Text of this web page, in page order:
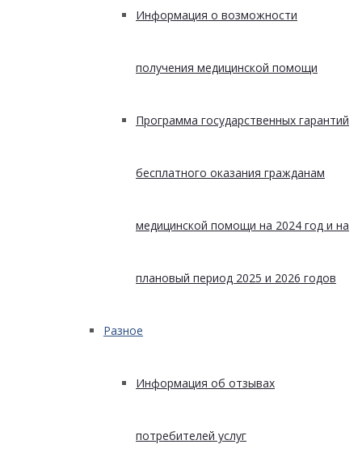
Информация о возможности
получения медицинской помощи
Программа государственных гарантий
бесплатного оказания гражданам
медицинской помощи на 2024 год и на
плановый период 2025 и 2026 годов
Разное
Информация об отзывах
потребителей услуг